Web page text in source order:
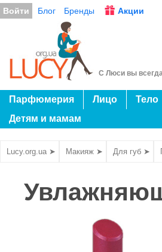
Войти Блог Бренды Акции
С Люси вы
Парфюмерия Лицо Тело
Детям и мамам
Lucy.org.ua ➤ Макияж ➤ Для губ ➤